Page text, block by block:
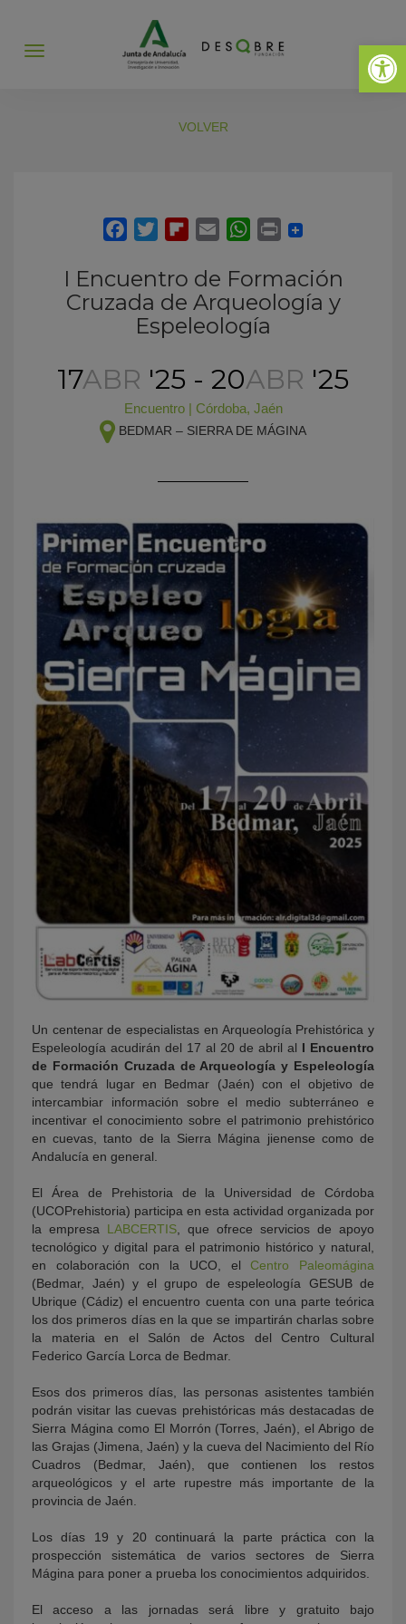
Abrir
Abrir
VOLVER
I Encuentro de Formación
Cruzada de Arqueología y
Espeleología
17ABR '25 - 20ABR '25
Encuentro| Córdoba, Jaén
BEDMAR – SIERRA DE MÁGINA
Un centenar de especialistas en Arqueología Prehistórica y
Espeleología acudirán del 17 al 20 de abril al I Encuentro
de Formación Cruzada de Arqueología y Espeleología
que tendrá lugar en Bedmar (Jaén) con el objetivo de
intercambiar información sobre el medio subterráneo e
incentivar el conocimiento sobre el patrimonio prehistórico
en cuevas, tanto de la Sierra Mágina jienense como de
Andalucía en general.
El Área de Prehistoria de la Universidad de Córdoba
(UCOPrehistoria) participa en esta actividad organizada por
la empresa LABCERTIS , que ofrece servicios de apoyo
tecnológico y digital para el patrimonio histórico y natural,
en colaboración con la UCO, elCentro Paleomágina
(Bedmar, Jaén) y el grupo de espeleología GESUB de
Ubrique (Cádiz) el encuentro cuenta con una parte teórica
los dos primeros días en la que se impartirán charlas sobre
la materia en el Salón de Actos del Centro Cultural
Federico García Lorca de Bedmar.
Esos dos primeros días, las personas asistentes también
podrán visitar las cuevas prehistóricas más destacadas de
Sierra Mágina como El Morrón (Torres, Jaén), el Abrigo de
las Grajas (Jimena, Jaén) y la cueva del Nacimiento del Río
Cuadros (Bedmar, Jaén), que contienen los restos
arqueológicos y el arte rupestre más importante de la
provincia de Jaén.
Los días 19 y 20 continuará la parte práctica con la
prospección sistemática de varios sectores de Sierra
Mágina para poner a prueba los conocimientos adquiridos.
El acceso a las jornadas será libre y gratuito bajo